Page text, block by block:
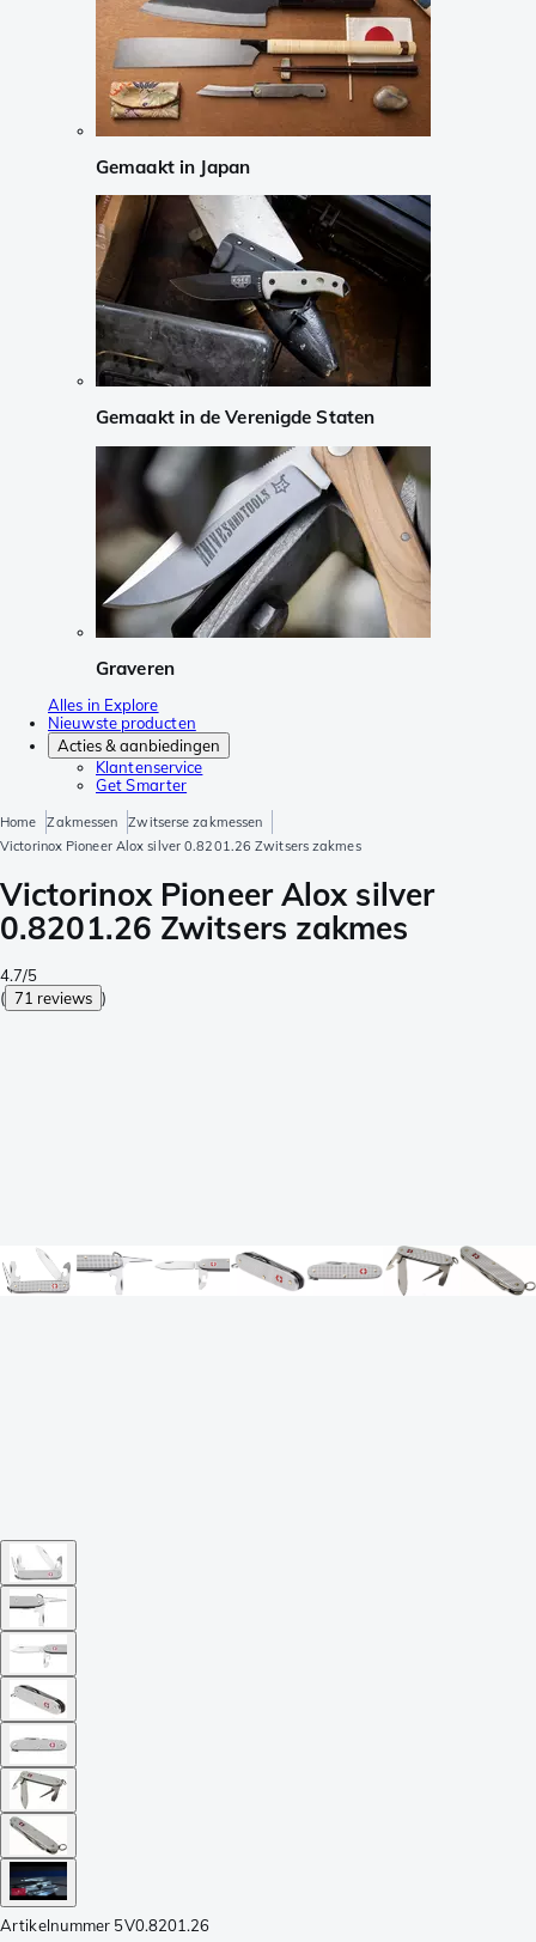
Gemaakt in Japan
Gemaakt in de Verenigde Staten
Graveren
Alles in Explore
Nieuwste producten
Acties & aanbiedingen
Klantenservice
Get Smarter
Home Zakmessen
Zwitserse zakmessen
Victorinox Pioneer Alox silver 0.8201.26 Zwitsers zakmes
Victorinox Pioneer Alox silver
0.8201.26 Zwitsers zakmes
4.7/5
( 71 reviews )
Artikelnummer 5V0.8201.26